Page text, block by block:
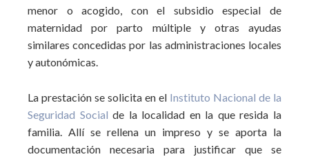
menor o acogido, con el subsidio especial de
maternidad por parto múltiple y otras ayudas
similares concedidas por las administraciones locales
y autonómicas.
La prestación se solicita en el Instituto Nacional de la
Seguridad Social de la localidad en la que resida la
familia. Allí se rellena un impreso y se aporta la
documentación necesaria para justificar que se